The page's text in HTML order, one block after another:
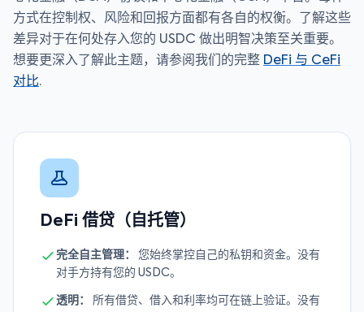
方式在控制权、风险和回报方面都有各自的权衡。了解这些
差异对于在何处存入您的 USDC 做出明智决策至关重要。
想要更深入了解此主题，请参阅我们的完整 DeFi 与 CeFi
对比.
DeFi 借贷（自托管）
完全自主管理：
您始终掌控自己的私钥和资金。没有
对手方持有您的 USDC。
透明：
所有借贷、借入和利率均可在链上验证。没有